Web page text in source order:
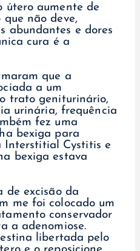
útero aumente de
não deve,
abundantes e dores
cura é a
que a
a um
trato geniturinário,
urinária, frequência
fez uma
bexiga para
Interstitial Cystitis e
bexiga estava
de excisão da
me foi colocado um
conservador
a adenomiose.
libertada pelo